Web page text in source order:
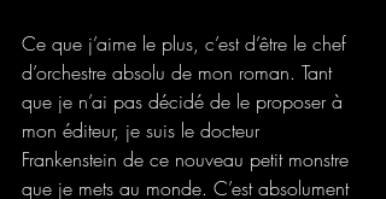
Ce que j’aime le plus, c’est d’être le chef
d’orchestre absolu de mon roman. Tant
que je n’ai pas décidé de le proposer à
mon éditeur, je suis le docteur
Frankenstein de ce nouveau petit monstre
que je mets au monde. C’est absolument